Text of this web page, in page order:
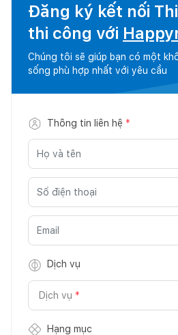
Đăng ký kết nối
thi công với
Chúng tôi sẽ giúp bạn có một
sống phù hợp nhất với yêu cầu
Thông tin liên hệ *
Dịch vụ
Dịch vụ *
Hạng mục